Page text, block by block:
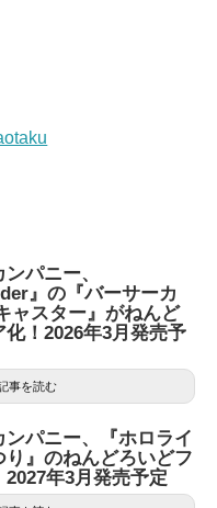
パニー、
』の『バーサーカ
ャスター』がねんど
！2026年3月発売予
事を読む
パニー、『ホロライ
』のねんどろいどフ
年3月発売予定